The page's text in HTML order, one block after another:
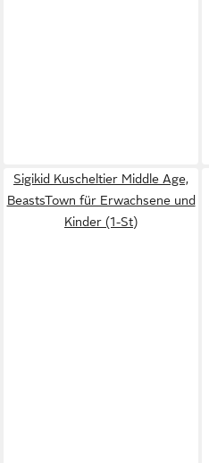
Sigikid Kuscheltier Middle Age,
BeastsTown für Erwachsene und
Kinder (1-St)